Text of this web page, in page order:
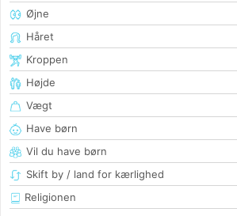
Øjne
Håret
Kroppen
Højde
Vægt
Have børn
Vil du have børn
Skift by / land for kærlighed
Religionen